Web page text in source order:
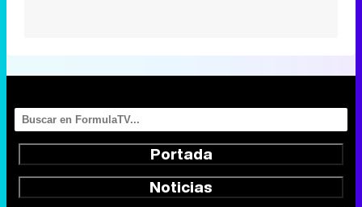
Portada
Noticias